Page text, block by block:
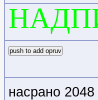
push to add opruv
насрано 2048